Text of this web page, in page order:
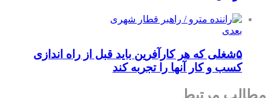
بعدی
۵شغلی که هر کارآفرین باید قبل از راه اندازی
کسب و کار آنها را تجربه کند
مطالب مرتبط